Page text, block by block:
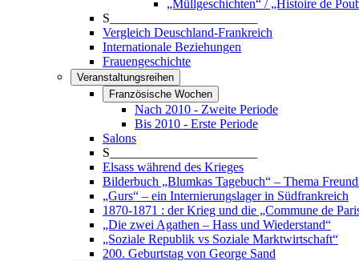
„Müllgeschichten“ / „Histoire de
S_______________________
Vergleich Deuschland-Frankreich
Internationale Beziehungen
Frauengeschichte
Veranstaltungsreihen
Französische Wochen
Nach 2010 - Zweite Periode
Bis 2010 - Erste Periode
Salons
S_______________________
Elsass während des Krieges
Bilderbuch „Blumkas Tagebuch“ – Thema
„Gurs“ – ein Internierungslager in Südfrankreich
1870-1871 : der Krieg und die „Commune de
„Die zwei Agathen – Hass und Wiederstand“
„Soziale Republik vs Soziale Marktwirtschaft“
200. Geburtstag von George Sand